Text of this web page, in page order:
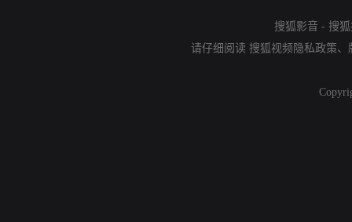
搜狐影音 - 搜
请仔细阅读 搜狐视频隐私政策、